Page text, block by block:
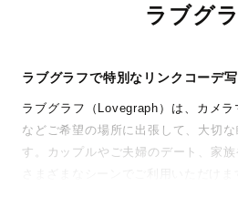
ラブグ
ラブグラフで特別なリンクコーデ
ラブグラフ（Lovegraph）は、カメ
などご希望の場所に出張して、大切
す。カップルやご夫婦のデート、家族